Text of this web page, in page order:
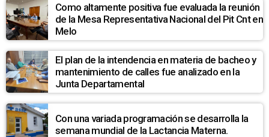
Como altamente positiva fue evaluada la reunión
de la Mesa Representativa Nacional del Pit Cnt en
Melo
El plan de la intendencia en materia de bacheo y
mantenimiento de calles fue analizado en la
Junta Departamental
Con una variada programación se desarrolla la
semana mundial de la Lactancia Materna.